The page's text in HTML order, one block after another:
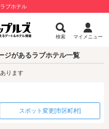
ブホテル
検索 マイメニュー
ジがあるラブホテル一覧
ります
スポット変更[市区町村]